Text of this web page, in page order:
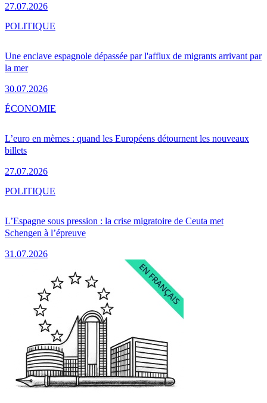
27.07.2026
Une enclave espagnole dépassée par l'afflux de migrants arrivant par
la mer
30.07.2026
POLITIQUE
L’euro en mèmes : quand les Européens détournent les nouveaux
billets
27.07.2026
ÉCONOMIE
L’Espagne sous pression : la crise migratoire de Ceuta met
Schengen à l’épreuve
31.07.2026
POLITIQUE